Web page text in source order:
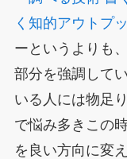
く知的アウトプ
ーというよりも
部分を強調して
いる人には物足
で悩み多きこの
を良い方向に変